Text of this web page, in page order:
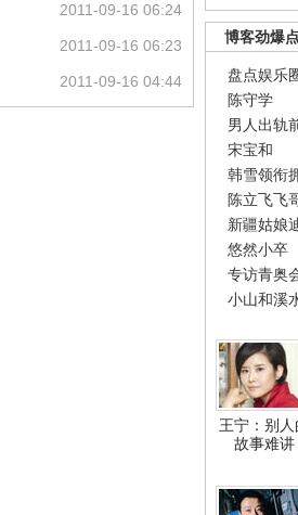
博客劲爆
盘点娱乐
陈守学
男人出轨
宋宝和
韩雪领衔
陈立飞飞
新疆姑娘
悠然小卒
专访青奥
小山和溪
王宁：别人
故事难讲
2011-09-16 06:24
2011-09-16 06:23
2011-09-16 04:44